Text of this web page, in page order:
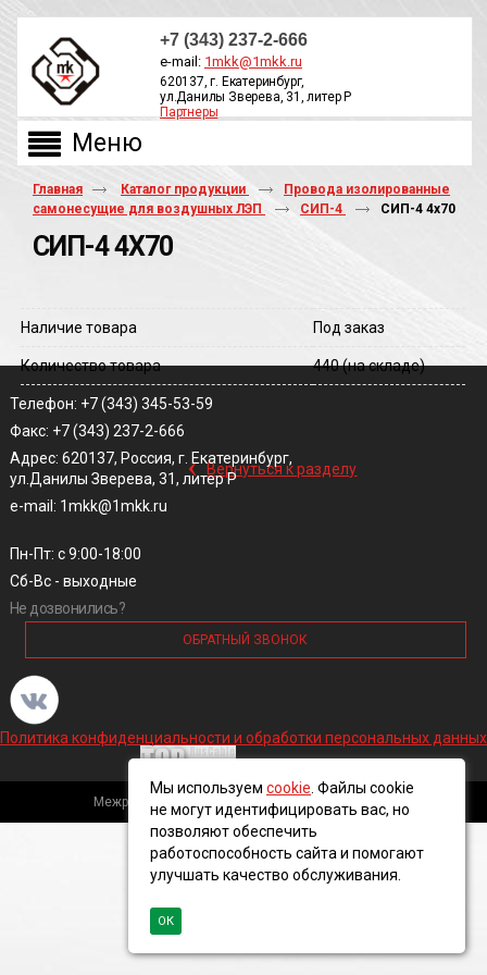
+7 (343) 237-2-666
e-mail: 1mkk@1mkk.ru
620137, г. Екатеринбург,
ул.Данилы Зверева, 31, литер Р
Партнеры
Главная Каталог продукции
Провода изолированные
самонесущие для воздушных ЛЭП
СИП-4 СИП-4 4х70
СИП-4 4Х70
Наличие товара Под заказ
Количество товара 440(на складе)
‹ Вернуться к разделу
Телефон: +7 (343) 345-53-59
Факс: +7 (343) 237-2-666
Адрес: 620137, Россия, г. Екатеринбург,
ул.Данилы Зверева, 31, литер Р
e-mail: 1mkk@1mkk.ru
Пн-Пт: с 9:00-18:00
Сб-Вс - выходные
Не дозвонились?
ОБРАТНЫЙ ЗВОНОК
Политика конфиденциальности и обработки персональных данных
Межрегиональная кабельная компания, 2016 ©
Мы используем cookie . Файлы cookie
не могут идентифицировать вас, но
позволяют обеспечить
работоспособность сайта и помогают
улучшать качество обслуживания.
ОК